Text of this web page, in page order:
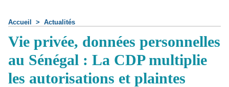
Accueil > Actualités
Vie privée, données personnelles
au Sénégal : La CDP multiplie
les autorisations et plaintes